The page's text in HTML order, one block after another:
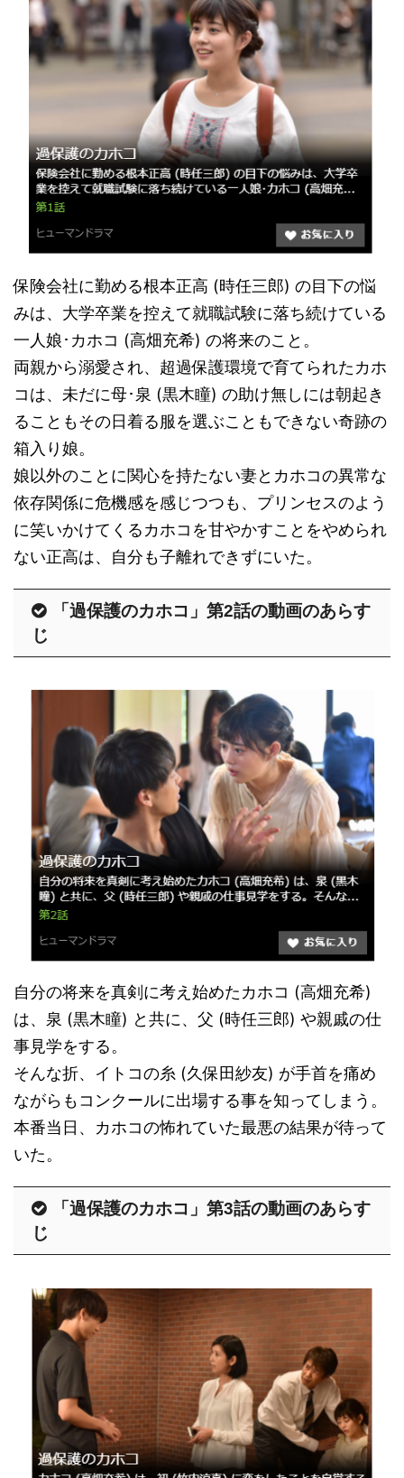
保険会社に勤める根本正高 (時任三郎) の目下の悩
みは、大学卒業を控えて就職試験に落ち続けている
一人娘･カホコ (高畑充希) の将来のこと。
両親から溺愛され、超過保護環境で育てられたカホ
コは、未だに母･泉 (黒木瞳) の助け無しには朝起き
ることもその日着る服を選ぶこともできない奇跡の
箱入り娘。
娘以外のことに関心を持たない妻とカホコの異常な
依存関係に危機感を感じつつも、プリンセスのよう
に笑いかけてくるカホコを甘やかすことをやめられ
ない正高は、自分も子離れできずにいた。
「過保護のカホコ」第2話の動画のあらす
じ
自分の将来を真剣に考え始めたカホコ (高畑充希)
は、泉 (黒木瞳) と共に、父 (時任三郎) や親戚の仕
事見学をする。
そんな折、イトコの糸 (久保田紗友) が手首を痛め
ながらもコンクールに出場する事を知ってしまう。
本番当日、カホコの怖れていた最悪の結果が待って
いた。
「過保護のカホコ」第3話の動画のあらす
じ